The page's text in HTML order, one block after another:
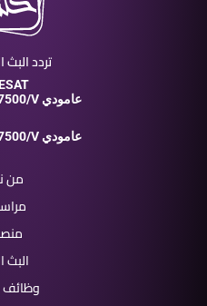
تردد
12688-27500/V عامودي
11555-27500/V عامودي
من
البث
وظائف